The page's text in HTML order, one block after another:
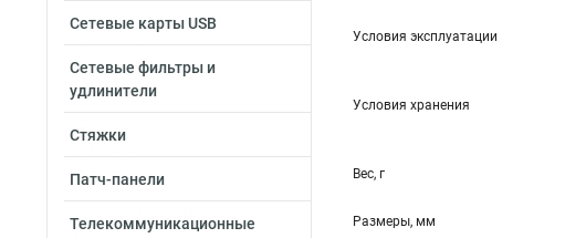
Сетевые карты USB
Сетевые фильтры и
удлинители
Стяжки
Патч-панели
Телекоммуникационные
Условия эксплуатации
Условия хранения
Вес, г
Размеры, мм